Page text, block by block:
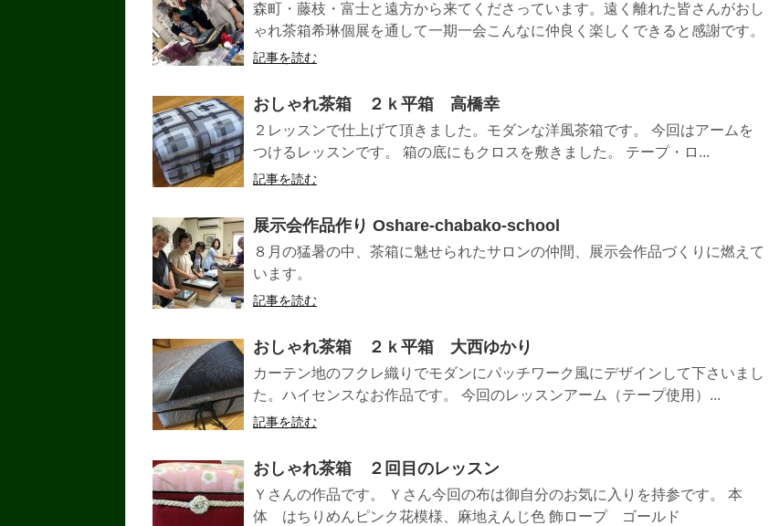
森町・藤枝・富士と遠方から来てくださっています。遠く離れた皆さんがおし
ゃれ茶箱希琳個展を通して一期一会こんなに仲良く楽しくできると感謝です。
記事を読む
おしゃれ茶箱 ２ｋ平箱 高橋幸
２レッスンで仕上げて頂きました。モダンな洋風茶箱です。 今回はアームを
つけるレッスンです。 箱の底にもクロスを敷きました。 テープ・ロ...
記事を読む
展示会作品作り Oshare-chabako-school
８月の猛暑の中、茶箱に魅せられたサロンの仲間、展示会作品づくりに燃えて
います。
記事を読む
おしゃれ茶箱 ２ｋ平箱 大西ゆかり
カーテン地のフクレ織りでモダンにパッチワーク風にデザインして下さいまし
た。ハイセンスなお作品です。 今回のレッスンアーム（テープ使用）...
記事を読む
おしゃれ茶箱 ２回目のレッスン
Ｙさんの作品です。 Ｙさん今回の布は御自分のお気に入りを持参です。 本
体 はちりめんピンク花模様、麻地えんじ色 飾ロープ ゴールド